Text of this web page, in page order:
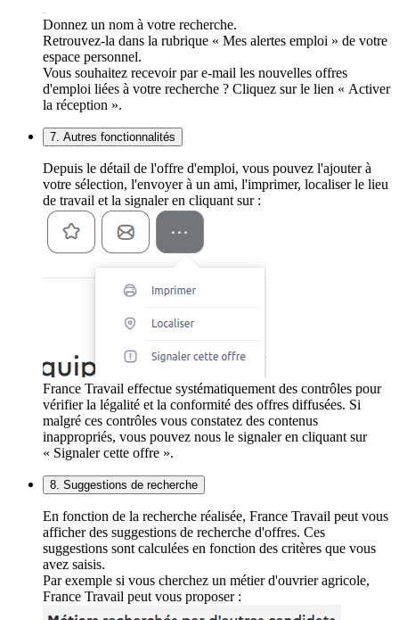
Donnez un nom à votre recherche.
Retrouvez-la dans la rubrique « Mes alertes emploi » de votre
espace personnel.
Vous souhaitez recevoir par e-mail les nouvelles offres
d'emploi liées à votre recherche ? Cliquez sur le lien « Activer
la réception ».
7. Autres fonctionnalités
Depuis le détail de l'offre d'emploi, vous pouvez l'ajouter à
votre sélection, l'envoyer à un ami, l'imprimer, localiser le lieu
de travail et la signaler en cliquant sur :
France Travail effectue systématiquement des contrôles pour
vérifier la légalité et la conformité des offres diffusées. Si
malgré ces contrôles vous constatez des contenus
inappropriés, vous pouvez nous le signaler en cliquant sur
« Signaler cette offre ».
8. Suggestions de recherche
En fonction de la recherche réalisée, France Travail peut vous
afficher des suggestions de recherche d'offres. Ces
suggestions sont calculées en fonction des critères que vous
avez saisis.
Par exemple si vous cherchez un métier d'ouvrier agricole,
France Travail peut vous proposer :